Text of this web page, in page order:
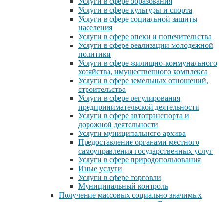
Услуги в сфере культуры и спорта
Услуги в сфере социальной защиты
населения
Услуги в сфере опеки и попечительства
Услуги в сфере реализации молодежной
политики
Услуги в сфере жилищно-коммунального
хозяйства, имущественного комплекса
Услуги в сфере земельных отношений,
строительства
Услуги в сфере регулирования
предпринимательской деятельности
Услуги в сфере автотранспорта и
дорожной деятельности
Услуги муниципального архива
Предоставление органами местного
самоуправления государственных услуг
Услуги в сфере природопользования
Иные услуги
Услуги в сфере торговли
Муниципальный контроль
Получение массовых социально значимых